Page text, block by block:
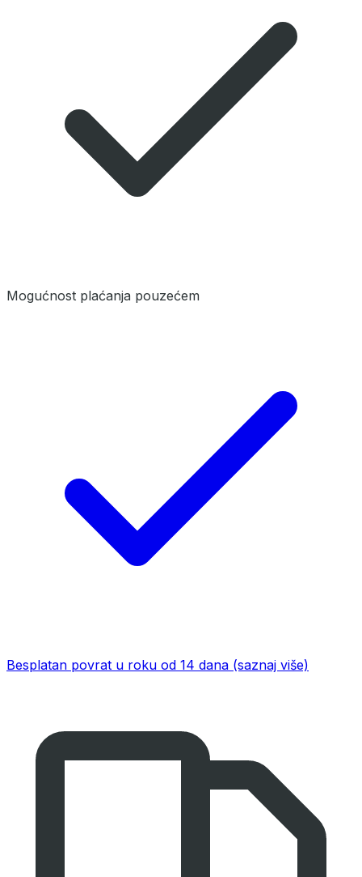
Mogućnost plaćanja pouzećem
Besplatan povrat u roku od 14 dana (saznaj više)